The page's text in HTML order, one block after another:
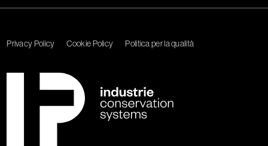
Privacy Policy Cookie Policy Politica per la qualità